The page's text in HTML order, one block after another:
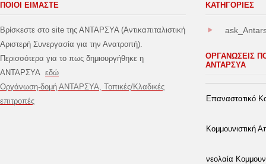
ΠΟΙΟΙ ΕΙΜΑΣΤΕ
Βρίσκεστε στο site της ΑΝΤΑΡΣΥΑ (Αντικαπιταλιστική
Αριστερή Συνεργασία για την Ανατροπή).
Περισσότερα για το πως δημιουργήθηκε η
ΑΝΤΑΡΣΥΑ εδώ
Οργάνωση-δομή ΑΝΤΑΡΣΥΑ, Τοπικές/Κλαδικές
επιτροπές
ΚΑΤΗΓΟΡΊΕΣ
ΟΡΓΑΝΩΣΕΙΣ
ΑΝΤΑΡΣΥΑ
Επαναστατικό
Κομμουνιστική
νεολαία